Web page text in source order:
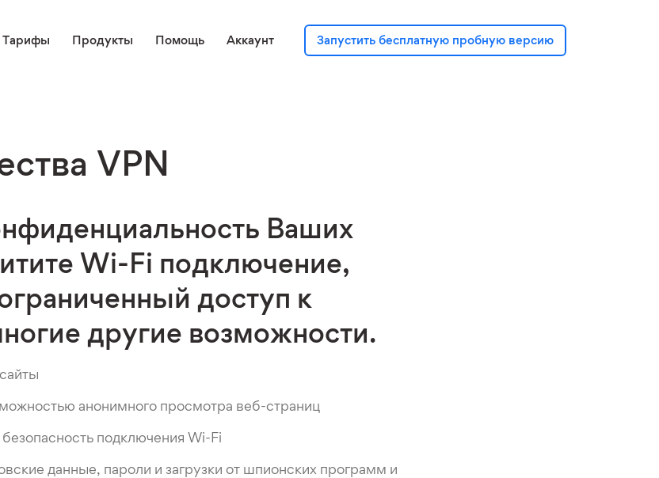
Тарифы Продукты Помощь Аккаунт Запустить бесплатную пробную версию
VPN
Ваших
Wi-Fi подключение,
доступ к
другие возможности.
анонимного просмотра веб-страниц
подключения Wi-Fi
данные, пароли и загрузки от шпионских программ и